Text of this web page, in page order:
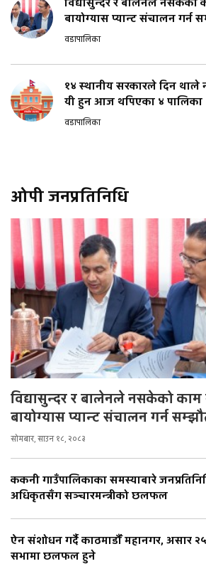
विद्यासुन्दर र बालेनले नसकेको
बायोग्यास प्यान्ट संचालन गर्न
वडापालिका
१४ स्थानीय सरकारले दिन थाले
यी हुन आज थपिएका ४ पालिका
वडापालिका
ओपी जनप्रतिनिधि
विद्यासुन्दर र बालेनले नसकेको काम
बायोग्यास प्यान्ट संचालन गर्न
सोमबार, साउन १८, २०८३
ककनी गाउँपालिकाका समस्याबारे
अधिकृतसँग सञ्चारमन्त्रीको छलफल
ऐन संशोधन गर्दै काठमाडौँ महानगर, असार
सभामा छलफल हुने